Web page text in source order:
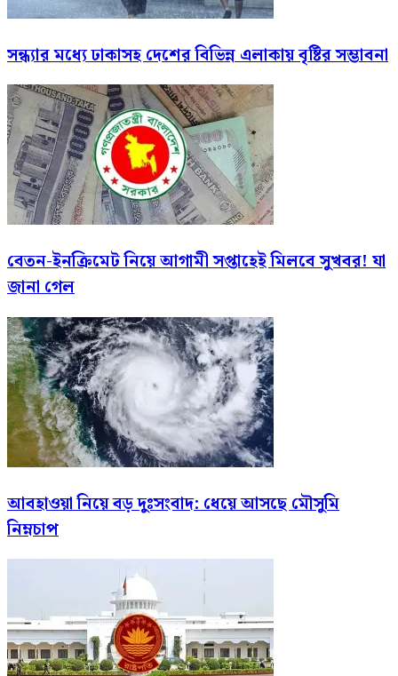
সন্ধ্যার মধ্যে ঢাকাসহ দেশের বিভিন্ন এলাকায় বৃষ্টির সম্ভাবনা
বেতন-ইনক্রিমেট নিয়ে আগামী সপ্তাহেই মিলবে সুখবর! যা
জানা গেল
আবহাওয়া নিয়ে বড় দুঃসংবাদ: ধেয়ে আসছে মৌসুমি
নিম্নচাপ